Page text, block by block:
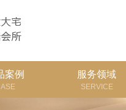
案例 服务领域
SERVICE